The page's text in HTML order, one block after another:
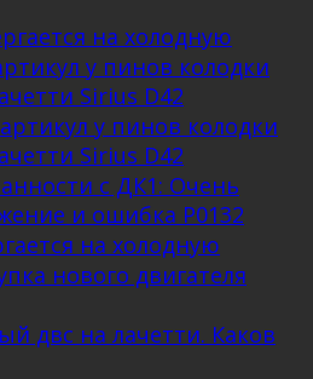
на холодную
у пинов колодки
Sirius D42
у пинов колодки
Sirius D42
с ДК1: Очень
и ошибка Р0132
на холодную
нового двигателя
двс на лачетти. Каков